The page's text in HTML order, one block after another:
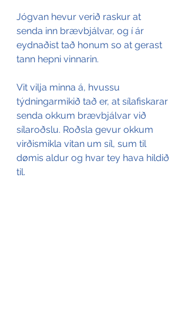
Jógvan hevur verið raskur at
senda inn brævbjálvar, og í ár
eydnaðist tað honum so at gerast
tann hepni vinnarin.
Vit vilja minna á, hvussu
týdningarmikið tað er, at sílafiskarar
senda okkum brævbjálvar við
sílaroðslu. Roðsla gevur okkum
virðismikla vitan um síl, sum til
dømis aldur og hvar tey hava hildið
til.